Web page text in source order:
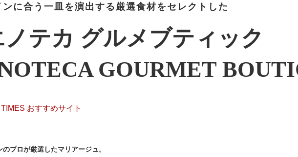
ンに合う一皿を演出する厳選食材をセレクトした
ノテカ グルメブティック
GOURMET
おすすめサイト
のプロが厳選したマリアージュ。